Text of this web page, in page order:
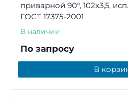
приварной 90°, 102х3,5,
ГОСТ 17375-2001
В наличии
По запросу
В